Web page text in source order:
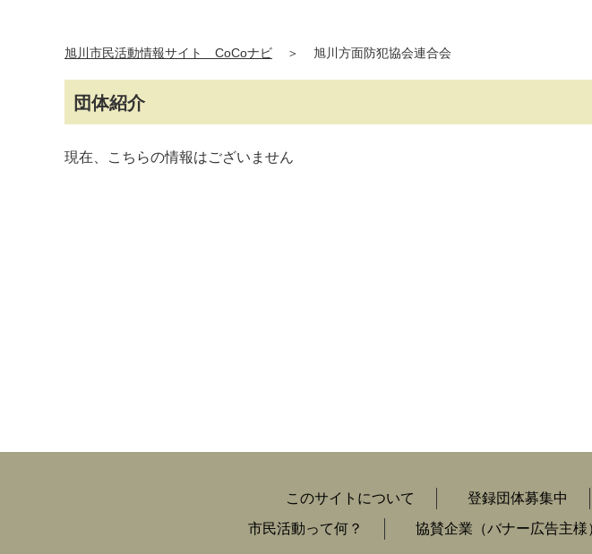
旭川市民活動情報サイト CoCoナビ ＞ 旭川方面防犯協会連合会
団体紹介
現在、こちらの情報はございません
このサイトについて 登録団体募集中
市民活動って何？
協賛企業（バナー広告主様